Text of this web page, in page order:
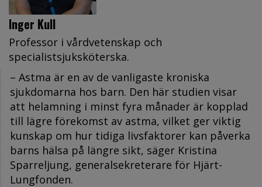
Inger Kull
Professor i vårdvetenskap och
specialistsjuksköterska.
– Astma är en av de vanligaste kroniska
sjukdomarna hos barn. Den här studien visar
att helamning i minst fyra månader är kopplad
till lägre förekomst av astma, vilket ger viktig
kunskap om hur tidiga livsfaktorer kan påverka
barns hälsa på längre sikt, säger Kristina
Sparreljung, generalsekreterare för Hjärt-
Lungfonden.